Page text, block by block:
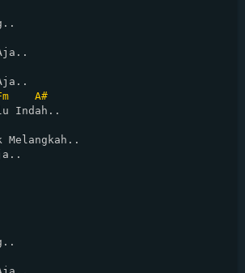
A#
Indah..
Melangkah..